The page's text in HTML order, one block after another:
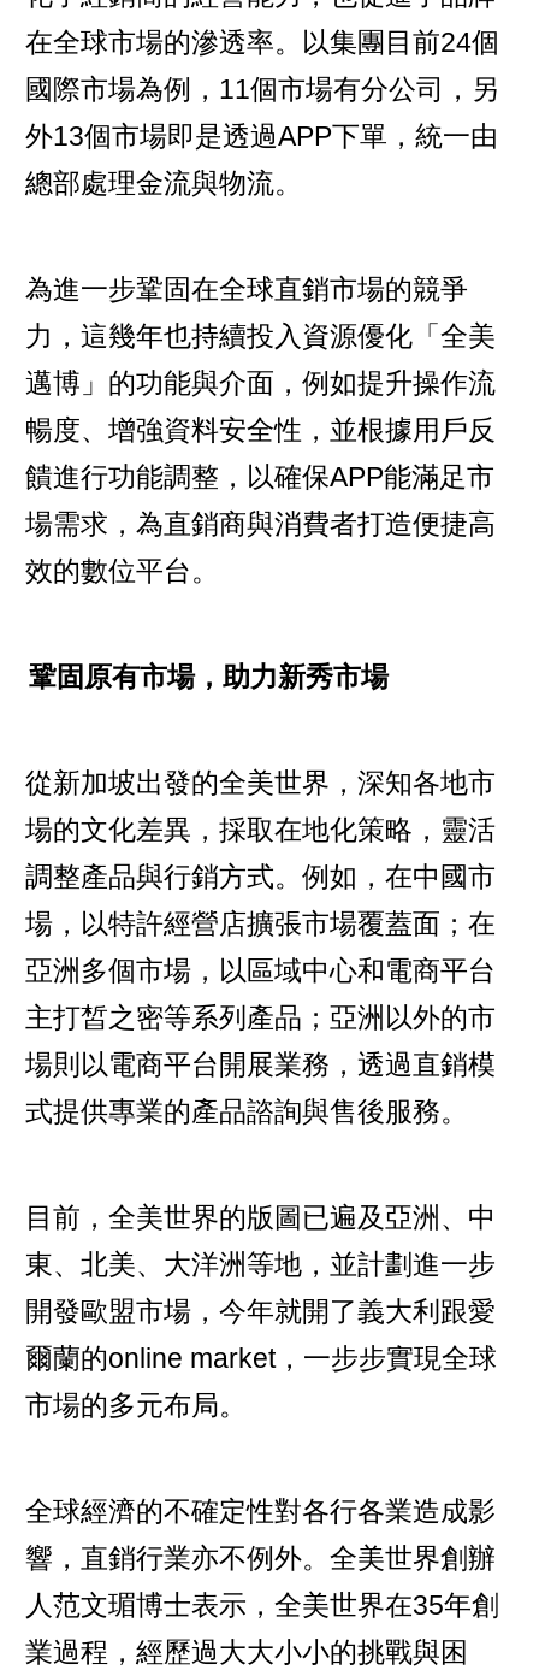
在全球市場的滲透率。以集團目前24個
國際市場為例，11個市場有分公司，另
外13個市場即是透過APP下單，統一由
總部處理金流與物流。
為進一步鞏固在全球直銷市場的競爭
力，這幾年也持續投入資源優化「全美
邁博」的功能與介面，例如提升操作流
暢度、增強資料安全性，並根據用戶反
饋進行功能調整，以確保APP能滿足市
場需求，為直銷商與消費者打造便捷高
效的數位平台。
鞏固原有市場，助力新秀市場
從新加坡出發的全美世界，深知各地市
場的文化差異，採取在地化策略，靈活
調整產品與行銷方式。例如，在中國市
場，以特許經營店擴張市場覆蓋面；在
亞洲多個市場，以區域中心和電商平台
主打皙之密等系列產品；亞洲以外的市
場則以電商平台開展業務，透過直銷模
式提供專業的產品諮詢與售後服務。
目前，全美世界的版圖已遍及亞洲、中
東、北美、大洋洲等地，並計劃進一步
開發歐盟市場，今年就開了義大利跟愛
爾蘭的online market，一步步實現全球
市場的多元布局。
全球經濟的不確定性對各行各業造成影
響，直銷行業亦不例外。全美世界創辦
人范文瑂博士表示，全美世界在35年創
業過程，經歷過大大小小的挑戰與困